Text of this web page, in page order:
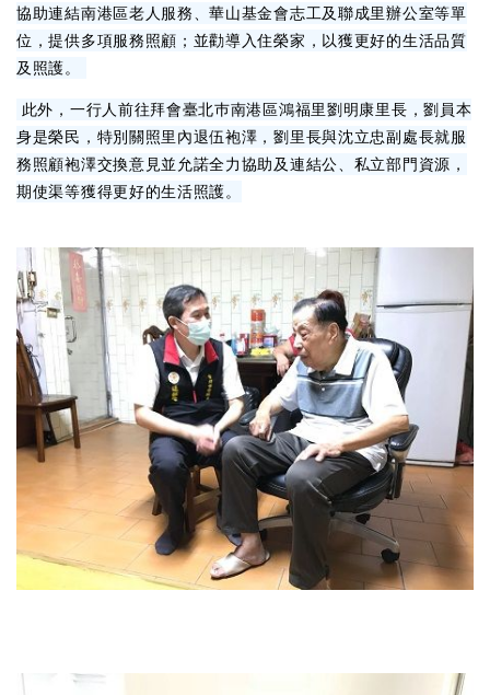
協助連結南港區老人服務、華山基金會志工及聯成里辦公室等單
位，提供多項服務照顧；並勸導入住榮家，以獲更好的生活品質
及照護。
此外，一行人前往拜會臺北巿南港區鴻福里劉明康里長，劉員本
身是榮民，特別關照里內退伍袍澤，劉里長與沈立忠副處長就服
務照顧袍澤交換意見並允諾全力協助及連結公、私立部門資源，
期使渠等獲得更好的生活照護。